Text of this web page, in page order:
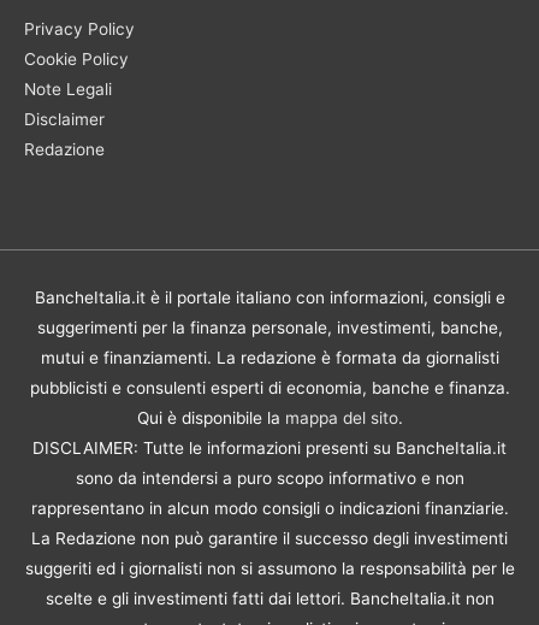
Privacy Policy
Cookie Policy
Note Legali
Disclaimer
Redazione
BancheItalia.it è il portale italiano con informazioni, consigli e
suggerimenti per la finanza personale, investimenti, banche,
mutui e finanziamenti. La redazione è formata da giornalisti
pubblicisti e consulenti esperti di economia, banche e finanza.
Qui è disponibile la mappa del sito.
DISCLAIMER: Tutte le informazioni presenti su BancheItalia.it
sono da intendersi a puro scopo informativo e non
rappresentano in alcun modo consigli o indicazioni finanziarie.
La Redazione non può garantire il successo degli investimenti
suggeriti ed i giornalisti non si assumono la responsabilità per le
scelte e gli investimenti fatti dai lettori. BancheItalia.it non